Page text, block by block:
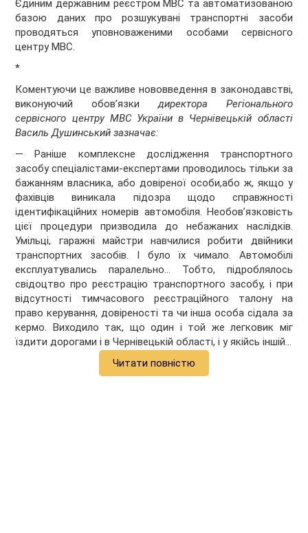
Єдиним державним реєстром МВС та автоматизованою
базою даних про розшукувані транспортні засоби
проводяться уповноваженими особами сервісного
центру МВС.
*
Коментуючи це важливе нововведення в законодавстві,
виконуючий обов’язкидиректора Регіонального
сервісного центру МВС України в Чернівецькій області
Василь Душинський зазначає:
— Раніше комплексне дослідження транспортного
засобу спеціалістами-експертами проводилось тільки за
бажанням власника, або довіреної особи,або ж, якщо у
фахівців виникала підозра щодо справжності
ідентифікаційних номерів автомобіля. Необов’язковість
цієї процедури призводила до небажаних наслідків.
Умільці, гаражні майстри навчилися робити двійники
транспортних засобів. І було їх чимало. Автомобілі
експлуатувались паралельно... Тобто, підроблялось
свідоцтво про реєстрацію транспортного засобу, і при
відсутності тимчасового реєстраційного талону на
право керування, довіреності та чи інша особа сідала за
кермо. Виходило так, що один і той же легковик міг
їздити дорогами і в Чернівецькій області, і у якійсь іншій...
Читати повністю